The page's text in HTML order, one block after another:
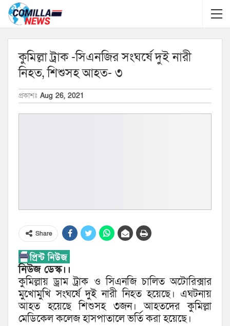
কুমিল্লা ট্রাক -সিএনজির সংঘর্ষে দুই নারী
নিহত, শিশুসহ আহত- ৩
প্রকাশঃ Aug 26, 2021
Share
নিউজ ডেস্ক।।
কুমিল্লায় ড্রাম ট্রাক ও সিএনজি চালিত অটোরিক্সার
মুখোমুখি সংঘর্ষে দুই নারী নিহত হয়েছে। এঘটনায়
আহত হয়েছে শিশুসহ ৩জন। আহতদের কুমিল্লা
মেডিকেল কলেজ হাসপাতালে ভর্তি করা হয়েছে।